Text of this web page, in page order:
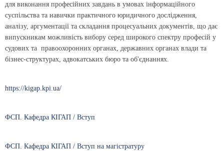
для виконання професійних завдань в умовах інформаційного
суспільства та навички практичного юридичного дослідження,
аналізу, аргументації та складання процесуальних документів, що дає
випускникам можливість вибору серед широкого спектру професій у
судових та правоохоронних органах, державних органах влади та
бізнес-структурах, адвокатських бюро та об'єднаннях.
https://kigap.kpi.ua/
ФСП. Кафедра КІГАП / Вступ
ФСП. Кафедра КІГАП / Вступ на магістратуру